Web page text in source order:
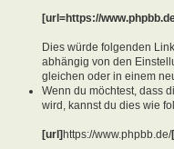
[url=https://
Dies würde folgenden
abhängig von den
gleichen oder in einem
Wenn du möchtest, dass
wird, kannst du dies wie
[url]https://www.phpbb.de/